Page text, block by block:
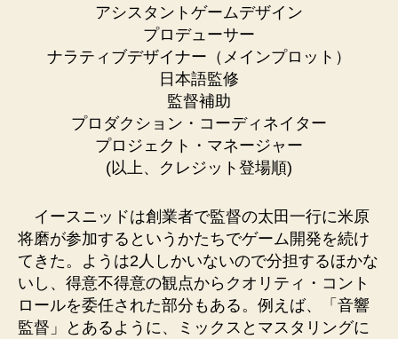
アシスタントゲームデザイン
プロデューサー
ナラティブデザイナー（メインプロット）
日本語監修
監督補助
プロダクション・コーディネイター
プロジェクト・マネージャー
(以上、クレジット登場順)
イースニッドは創業者で監督の太田一行に米原
将磨が参加するというかたちでゲーム開発を続け
てきた。ようは2人しかいないので分担するほかな
いし、得意不得意の観点からクオリティ・コント
ロールを委任された部分もある。例えば、「音響
監督」とあるように、ミックスとマスタリングに